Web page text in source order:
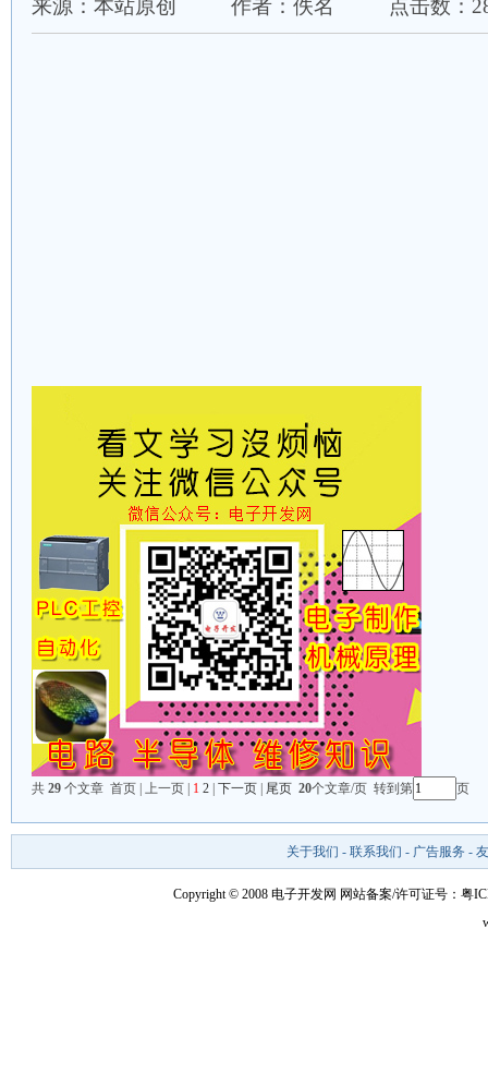
来源：本站原创
作者：佚名 点击数：
共 29 个文章 首页 | 上一页 | 1 2 下一页 尾页 20个文章/页 转到第 页
关于我们 - 联系我们 - 广告服务 -
Copyright © 2008 电子开发网 网站备案/许可证号：粤